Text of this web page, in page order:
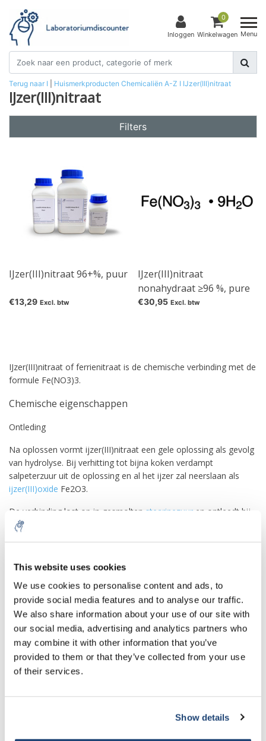
This website uses cookies
We use cookies to personalise content and ads, to
provide social media features and to analyse our traffic.
We also share information about your use of our site with
our social media, advertising and analytics partners who
may combine it with other information that you’ve
provided to them or that they’ve collected from your use
of their services.
Show details
Inloggen
0
Winkelwagen Menu
Terug naar I Huismerkproducten Chemicaliën A-Z I IJzer(III)nitraat
IJzer(III)nitraat
Filters
IJzer(III)nitraat 96+%, puur
€13,29 Excl. btw
IJzer(III)nitraat
nonahydraat ≥96 %, pure
€30,95 Excl. btw
IJzer(III)nitraat of ferrienitraat is de chemische verbinding met de
formule Fe(NO3)3.
Chemische eigenschappen
Ontleding
Na oplossen vormt ijzer(III)nitraat een gele oplossing als gevolg
van hydrolyse. Bij verhitting tot bijna koken verdampt
salpeterzuur uit de oplossing en al het ijzer zal neerslaan als
ijzer(III)oxide Fe2O3.
De verbinding lost op in gesmolten stearinezuur en ontleedt bij
ongeveer 120 ° C tot ijzer (III)oxide-hydroxide FeO(OH).
De verbinding kan worden bereid door ijzer-metaalpoeder te
behandelen metsalpeterzuur.
Fe + 4 HNO3 → Fe (NO3) 3 + NO + 2 H2O.
Toepassingen
-In het laboratorium
IJzer(II)nitraat is de katalysator bij uitstek voor de synthese van